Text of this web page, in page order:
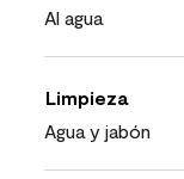
Al agua
Limpieza
Agua y jabón